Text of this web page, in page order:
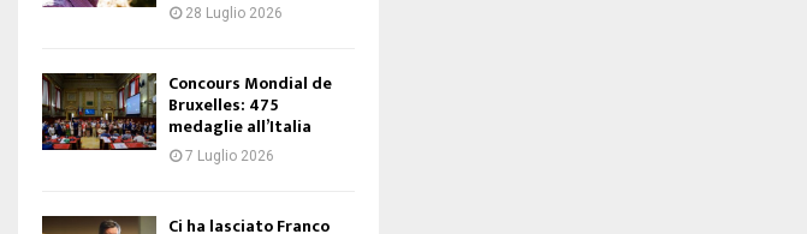
28 Luglio 2026
Concours Mondial de
Bruxelles: 475
medaglie all’Italia
7 Luglio 2026
Ci ha lasciato Franco